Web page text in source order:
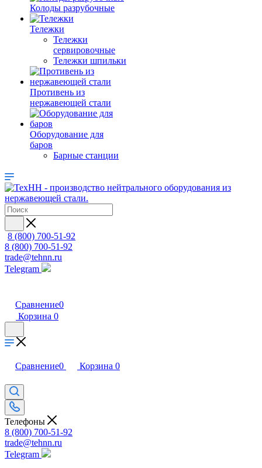
Колоды разрубочные
Тележки
Тележки
сервировочные
Тележки шпильки
Противень из
нержавеющей стали
Оборудование для
баров
Барные станции
8 (800) 700-51-92
8 (800) 700-51-92
trade@tehnn.ru
Telegram
Сравнение0
Корзина 0
Сравнение0 Корзина 0
Телефоны
8 (800) 700-51-92
trade@tehnn.ru
Telegram